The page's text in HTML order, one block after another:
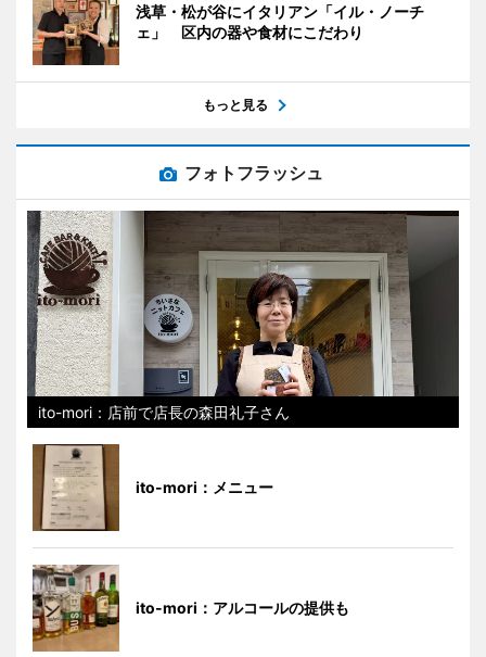
浅草・松が谷にイタリアン「イル・ノーチ
ェ」 区内の器や食材にこだわり
もっと見る
フォトフラッシュ
ito-mori：店前で店長の森田礼子さん
ito-mori：メニュー
ito-mori：アルコールの提供も